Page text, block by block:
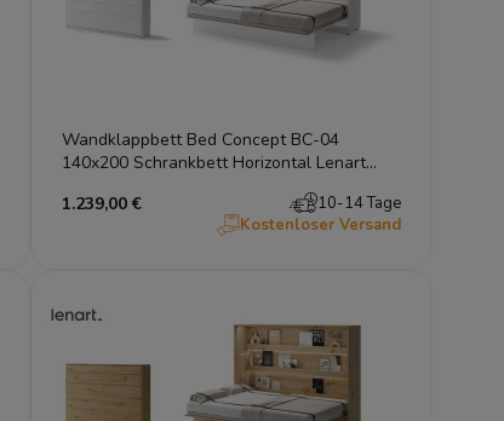
Wandklappbett Bed Concept BC-04
140x200 Schrankbett Horizontal Lenart
1.239,00 €
10-14 Tage
Kostenloser Versand